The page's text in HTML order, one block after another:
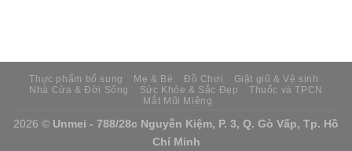
Thực phẩm bổ sung Mẹ & Bé Đồ Chơi
Giặt giũ & Vệ sinh
Nhà Cửa & Đời Sống
Sức Khỏe & Sắc Đẹp
Thuốc và TPCN
Mắt Mũi Miệng
2026 © Unmei - 788/28c Nguyễn Kiệm, P. 3, Q. Gò Vấp, Tp. Hồ
Chí Minh